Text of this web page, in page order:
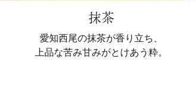
抹茶
愛知西尾の抹茶が香り立ち、
上品な苦み甘みがとけあう粋。